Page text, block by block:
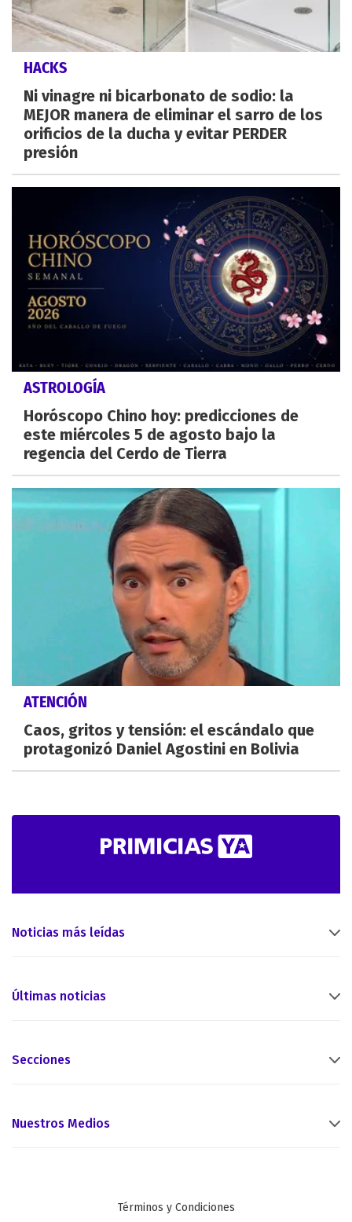
HACKS
Ni vinagre ni bicarbonato de sodio: la
MEJOR manera de eliminar el sarro de los
orificios de la ducha y evitar PERDER
presión
ASTROLOGÍA
Horóscopo Chino hoy: predicciones de
este miércoles 5 de agosto bajo la
regencia del Cerdo de Tierra
ATENCIÓN
Caos, gritos y tensión: el escándalo que
protagonizó Daniel Agostini en Bolivia
Noticias más leídas
Últimas noticias
Secciones
Nuestros Medios
Términos y Condiciones